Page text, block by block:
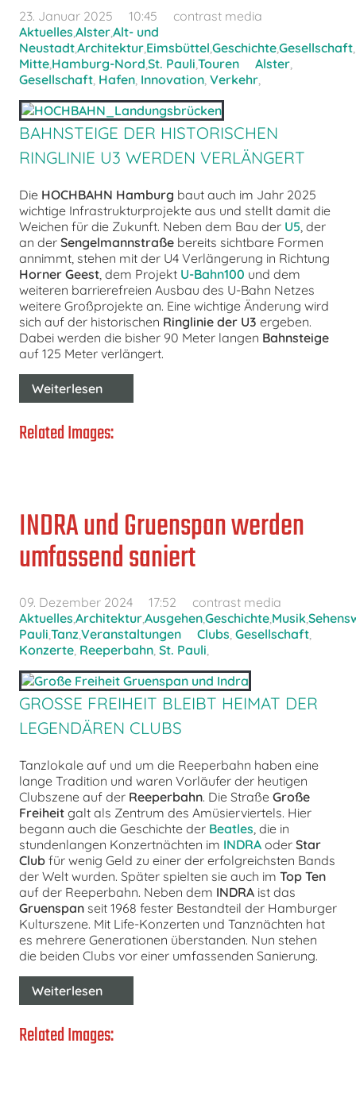
23. Januar 2025 10:45
contrast media
Aktuelles,Alster,Alt- und
Neustadt,Architektur,Eimsbüttel,Geschichte,Gesellschaft,
Mitte,Hamburg-Nord,St. Pauli,Touren Alster,
Gesellschaft, Hafen, Innovation, Verkehr,
BAHNSTEIGE DER HISTORISCHEN
RINGLINIE U3 WERDEN VERLÄNGERT
Die HOCHBAHN Hamburg baut auch im Jahr 2025
wichtige Infrastrukturprojekte aus und stellt damit die
Weichen für die Zukunft. Neben dem Bau der U5 , der
an der Sengelmannstraße bereits sichtbare Formen
annimmt, stehen mit der U4 Verlängerung in Richtung
Horner Geest , dem Projekt U-Bahn100 und dem
weiteren barrierefreien Ausbau des U-Bahn Netzes
weitere Großprojekte an. Eine wichtige Änderung wird
sich auf der historischen Ringlinie der U3 ergeben.
Dabei werden die bisher 90 Meter langen Bahnsteige
auf 125 Meter verlängert.
Weiterlesen
Related Images:
INDRA und Gruenspan werden
umfassend saniert
09. Dezember 2024 17:52
contrast media
Aktuelles,Architektur,Ausgehen,Geschichte,Musik,
Pauli,Tanz,Veranstaltungen Clubs, Gesellschaft,
Konzerte, Reeperbahn, St. Pauli,
GROSSE FREIHEIT BLEIBT HEIMAT DER L
EGENDÄREN CLUBS
Tanzlokale auf und um die Reeperbahn haben eine
lange Tradition und waren Vorläufer der heutigen
Clubszene auf der Reeperbahn. Die Straße Große
Freiheit galt als Zentrum des Amüsierviertels. Hier
begann auch die Geschichte der Beatles, die in
stundenlangen Konzertnächten im INDRA oder Star
Club für wenig Geld zu einer der erfolgreichsten Bands
der Welt wurden. Später spielten sie auch im Top Ten
auf der Reeperbahn. Neben dem INDRA ist das
Gruenspan seit 1968 fester Bestandteil der Hamburger
Kulturszene. Mit Life-Konzerten und Tanznächten hat
es mehrere Generationen überstanden. Nun stehen
die beiden Clubs vor einer umfassenden Sanierung.
Weiterlesen
Related Images: